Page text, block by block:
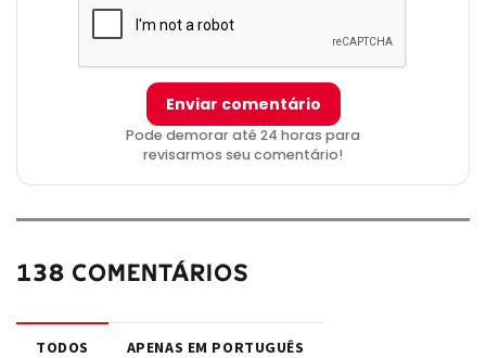
Enviar comentário
Pode demorar até 24 horas para
revisarmos seu comentário!
138 COMENTÁRIOS
TODOS APENAS EM PORTUGUÊS